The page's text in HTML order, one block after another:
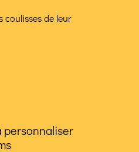
coulisses de leur
personnaliser